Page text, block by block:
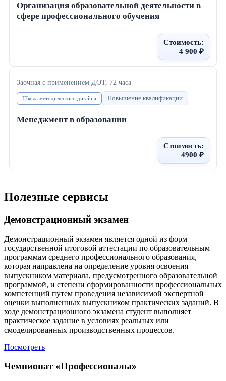
Организация образовательной деятельности в
сфере профессионального обучения
Стоимость:
4 900 ₽
Заочная с применением ДОТ, 72 часа
Повышение квалификации
Школа методического дизайна
Менеджмент в образовании
Стоимость:
4900 ₽
Полезные сервисы
Демонстрационный экзамен
Демонстрационный экзамен является одной из форм
государственной итоговой аттестации по образовательным
программам среднего профессионального образования,
которая направлена на определение уровня освоения
выпускником материала, предусмотренного образовательной
программой, и степени сформированности профессиональных
компетенций путем проведения независимой экспертной
оценки выполненных выпускником практических заданий. В
ходе демонстрационного экзамена студент выполняет
практическое задание в условиях реальных или
смоделированных производственных процессов.
Посмотреть
Чемпионат «Профессионалы»